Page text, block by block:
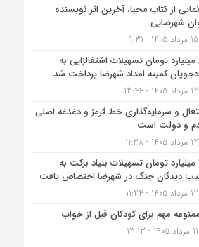
از کتاب محیا، آخرین اثر نویسنده
شهرضایی
15 مرداد 1405 - 9:31
۶۴ میلیارد تومان تسهیلات اشتغالزایی به
کمیته امداد شهرضا پرداخت شد
و سرمایه‌گذاری خط قرمز و دغدغه اصلی
و دولت است
۴۴ میلیارد تومان تسهیلات بنیاد برکت به
دیدگان جنگ در شهرضا اختصاص یافت